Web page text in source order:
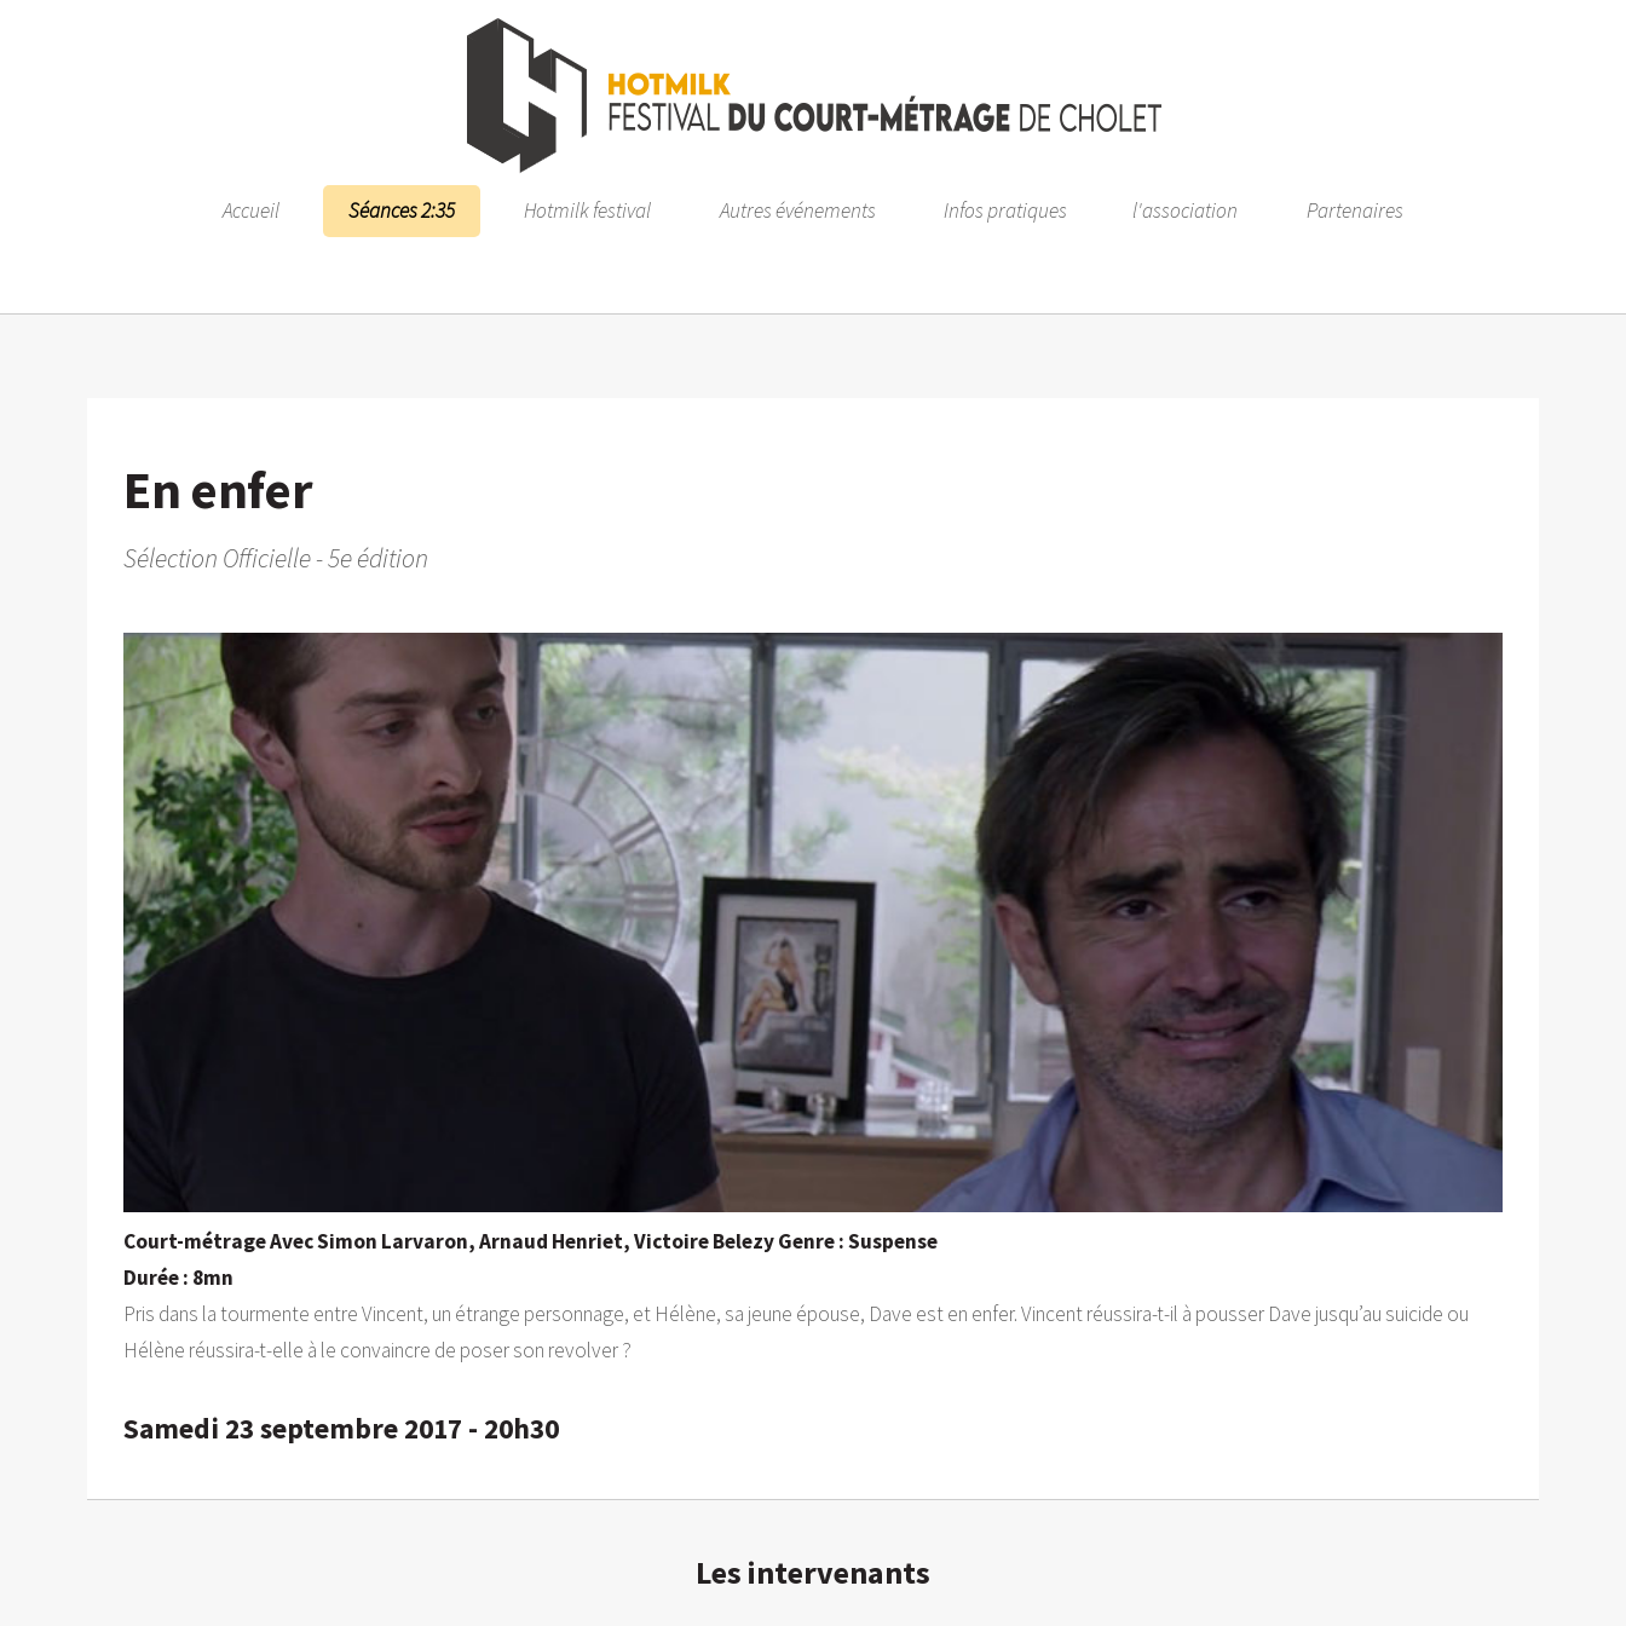
Accueil Séances 2:35 Hotmilk festival Autres événements Infos pratiques l'association Partenaires
En enfer
Sélection Officielle - 5e édition
Court-métrage Avec Simon Larvaron, Arnaud Henriet, Victoire Belezy Genre : Suspense
Durée : 8mn
Pris dans la tourmente entre Vincent, un étrange personnage, et Hélène, sa jeune épouse, Dave est en enfer. Vincent réussira-t-il à pousser Dave jusqu’au suicide ou
Hélène réussira-t-elle à le convaincre de poser son revolver ?
Samedi 23 septembre 2017 - 20h30
Les intervenants